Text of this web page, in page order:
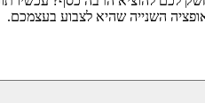
השנייה שהיא לצבוע בעצמכם.